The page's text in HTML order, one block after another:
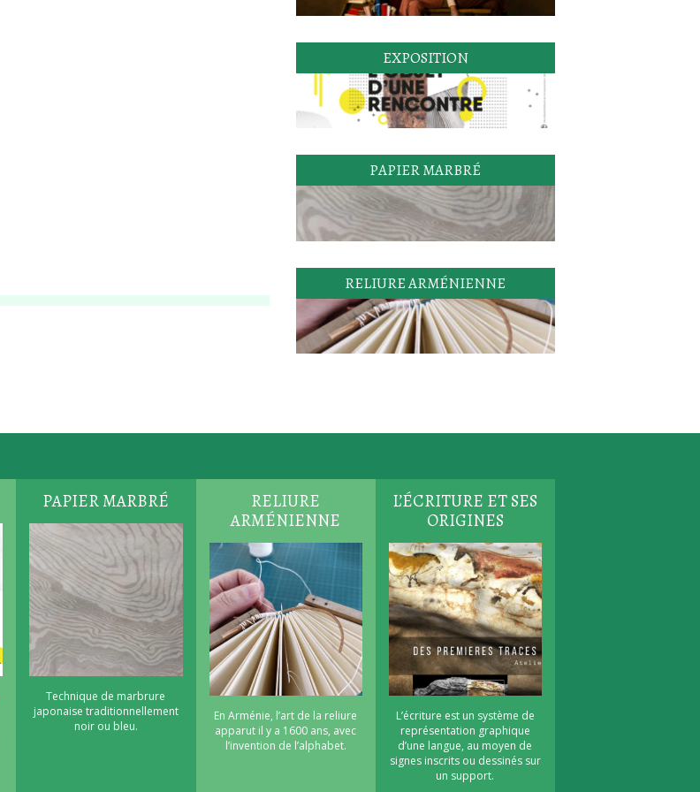
EXPOSITION
PAPIER MARBRÉ
RELIURE ARMÉNIENNE
PAPIER MARBRÉ
Technique de marbrure
japonaise traditionnellement
noir ou bleu.
RELIURE
ARMÉNIENNE
En Arménie, l’art de la reliure
apparut il y a 1600 ans, avec
l’invention de l’alphabet.
L’ÉCRITURE ET SES
ORIGINES
L’écriture est un système de
représentation graphique
d’une langue, au moyen de
signes inscrits ou dessinés sur
un support.